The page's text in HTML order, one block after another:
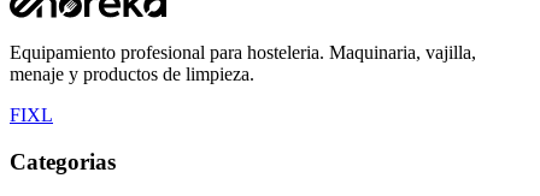
Equipamiento profesional para hosteleria. Maquinaria, vajilla,
menaje y productos de limpieza.
FIXL
Categorias